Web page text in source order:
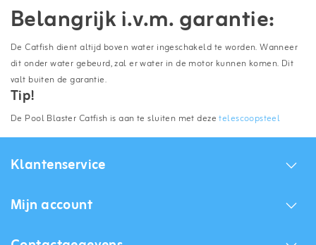
Belangrijk i.v.m. garantie:
De Catfish dient altijd boven water ingeschakeld te worden. Wanneer
dit onder water gebeurd, zal er water in de motor kunnen komen. Dit
valt buiten de garantie.
Tip!
De Pool Blaster Catfish is aan te sluiten met dezetelescoopsteel
Klantenservice
Mijn account